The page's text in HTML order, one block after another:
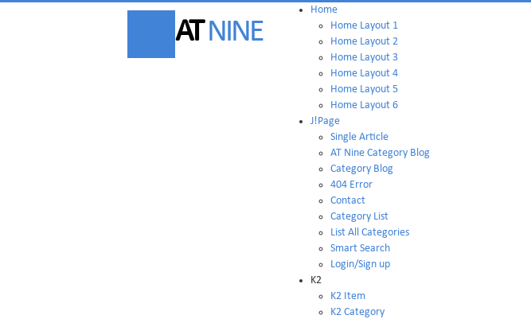
ATNINE
Home
Home Layout 1
Home Layout 2
Home Layout 3
Home Layout 4
Home Layout 5
Home Layout 6
J!Page
Single Article
AT Nine Category Blog
Category Blog
404 Error
Contact
Category List
List All Categories
Smart Search
Login/Sign up
K2
K2 Item
K2 Category